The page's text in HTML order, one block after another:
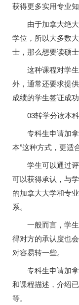
获得更多实用专业
由于加拿大绝
学位，所以大多数
士，那么想要读硕
这种课程对学
外，通常还要求提
成绩的学生签证成功
03转学分读本科
专科生申请加
本”这种方式，更适
学生可以通过
可以获得承认，与
的加拿大大学和专
系。
一般而言，学
得对方的承认度也
对容易转一些。
专科生申请加
和课程描述，介绍
等。